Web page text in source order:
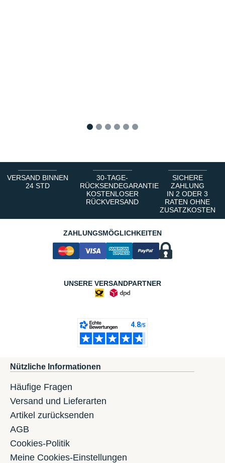
VERSAND BINNEN
24 STD
30-TAGE-
RÜCKSENDEGARANTIE
KOSTENLOSER
RÜCKVERSAND
SICHERE
ZAHLUNG
IN 2 ODER 3
RATEN OHNE
ZUSATZKOSTEN
ZAHLUNGSMÖGLICHKEITEN
UNSERE VERSANDPARTNER
Nützliche Informationen
Häufige Fragen
Versand und Lieferarten
Artikel zurücksenden
AGB
Cookies-Politik
Meine Cookies-Einstellungen